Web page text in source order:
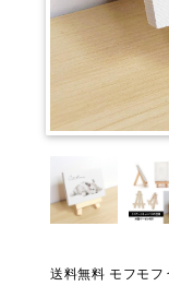
送料無料 モフモフ